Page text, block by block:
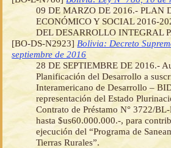
09 DE MARZO DE 2016.- PLAN
ECONÓMICO Y SOCIAL 2016-
DEL DESARROLLO INTEGRAL
[BO-DS-N2923] Bolivia: Decreto
septiembre de 2016
28 DE SEPTIEMBRE DE 2016.-
Planificación del Desarrollo a
Interamericano de Desarrollo –
representación del Estado
Contrato de Préstamo N° 3722/
hasta $us60.000.000.-, para
ejecución del “Programa de
Tierras Rurales”.